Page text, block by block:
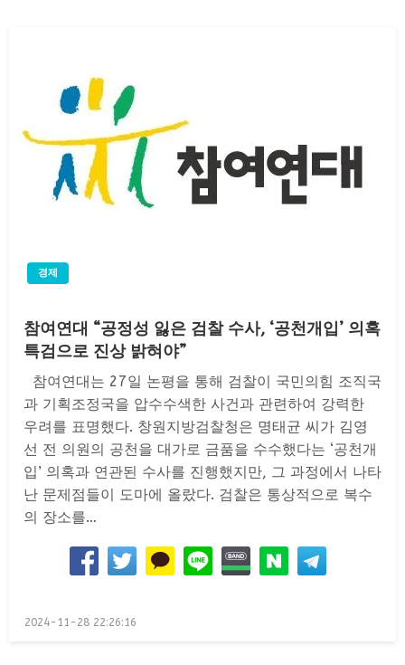
경제
참여연대 “공정성 잃은 검찰 수사, ‘공천개입’ 의혹
특검으로 진상 밝혀야”
참여연대는 27일 논평을 통해 검찰이 국민의힘 조직국
과 기획조정국을 압수수색한 사건과 관련하여 강력한
우려를 표명했다. 창원지방검찰청은 명태균 씨가 김영
선 전 의원의 공천을 대가로 금품을 수수했다는 ‘공천개
입’ 의혹과 연관된 수사를 진행했지만, 그 과정에서 나타
난 문제점들이 도마에 올랐다. 검찰은 통상적으로 복수
의 장소를…
Posted
2024-11-28 22:26:16